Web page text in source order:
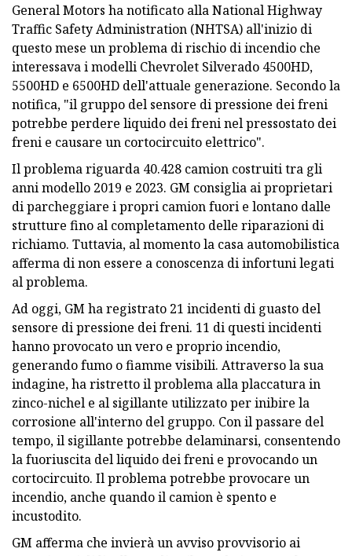
General Motors ha notificato alla National Highway
Traffic Safety Administration (NHTSA) all'inizio di
questo mese un problema di rischio di incendio che
interessava i modelli Chevrolet Silverado 4500HD,
5500HD e 6500HD dell'attuale generazione. Secondo la
notifica, "il gruppo del sensore di pressione dei freni
potrebbe perdere liquido dei freni nel pressostato dei
freni e causare un cortocircuito elettrico".
Il problema riguarda 40.428 camion costruiti tra gli
anni modello 2019 e 2023. GM consiglia ai proprietari
di parcheggiare i propri camion fuori e lontano dalle
strutture fino al completamento delle riparazioni di
richiamo. Tuttavia, al momento la casa automobilistica
afferma di non essere a conoscenza di infortuni legati
al problema.
Ad oggi, GM ha registrato 21 incidenti di guasto del
sensore di pressione dei freni. 11 di questi incidenti
hanno provocato un vero e proprio incendio,
generando fumo o fiamme visibili. Attraverso la sua
indagine, ha ristretto il problema alla placcatura in
zinco-nichel e al sigillante utilizzato per inibire la
corrosione all'interno del gruppo. Con il passare del
tempo, il sigillante potrebbe delaminarsi, consentendo
la fuoriuscita del liquido dei freni e provocando un
cortocircuito. Il problema potrebbe provocare un
incendio, anche quando il camion è spento e
incustodito.
GM afferma che invierà un avviso provvisorio ai